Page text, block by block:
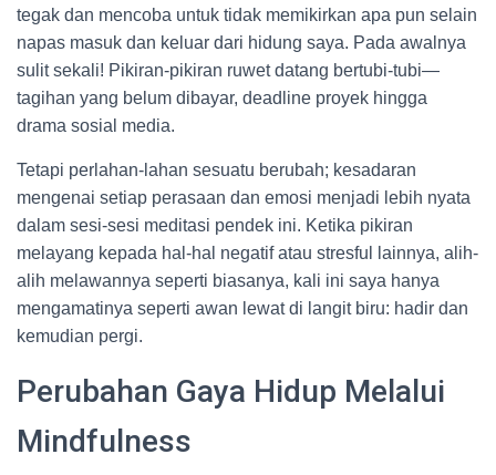
tegak dan mencoba untuk tidak memikirkan apa pun selain
napas masuk dan keluar dari hidung saya. Pada awalnya
sulit sekali! Pikiran-pikiran ruwet datang bertubi-tubi—
tagihan yang belum dibayar, deadline proyek hingga
drama sosial media.
Tetapi perlahan-lahan sesuatu berubah; kesadaran
mengenai setiap perasaan dan emosi menjadi lebih nyata
dalam sesi-sesi meditasi pendek ini. Ketika pikiran
melayang kepada hal-hal negatif atau stresful lainnya, alih-
alih melawannya seperti biasanya, kali ini saya hanya
mengamatinya seperti awan lewat di langit biru: hadir dan
kemudian pergi.
Perubahan Gaya Hidup Melalui
Mindfulness